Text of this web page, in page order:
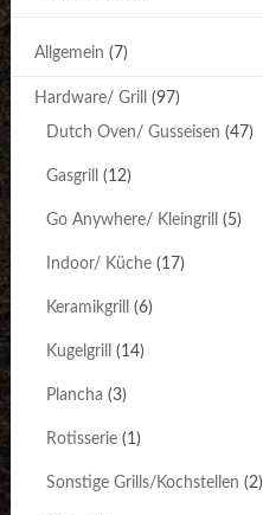
Allgemein (7)
Hardware/ Grill (97)
Dutch Oven/ Gusseisen (47)
Gasgrill (12)
Go Anywhere/ Kleingrill (5)
Indoor/ Küche(17)
Keramikgrill (6)
Kugelgrill (14)
Plancha (3)
Rotisserie(1)
Sonstige Grills/Kochstellen (2)